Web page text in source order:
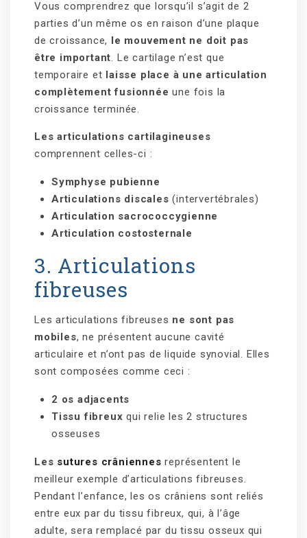
Vous comprendrez que lorsqu’il s’agit de 2
parties d’un même os en raison d’une plaque
de croissance, le mouvement ne doit pas
être important. Le cartilage n’est que
temporaire et laisse place à une articulation
complètement fusionnée une fois la
croissance terminée.
Les articulations cartilagineuses
comprennent celles-ci :
Symphyse pubienne
Articulations discales (intervertébrales)
Articulation sacrococcygienne
Articulation costosternale
3. Articulations
fibreuses
Les articulations fibreuses ne sont pas
mobiles, ne présentent aucune cavité
articulaire et n’ont pas de liquide synovial. Elles
sont composées comme ceci :
2 os adjacents
Tissu fibreux qui relie les 2 structures
osseuses
Les sutures crâniennes représentent le
meilleur exemple d’articulations fibreuses.
Pendant l’enfance, les os crâniens sont reliés
entre eux par du tissu fibreux, qui, à l’âge
adulte, sera remplacé par du tissu osseux qui